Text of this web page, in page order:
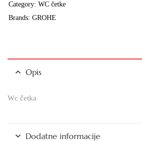
Category: WC četke
Brands: GROHE
Opis
Wc četka
Dodatne informacije